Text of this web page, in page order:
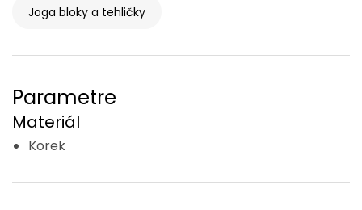
Joga bloky a tehličky
Parametre
Materiál
Korek